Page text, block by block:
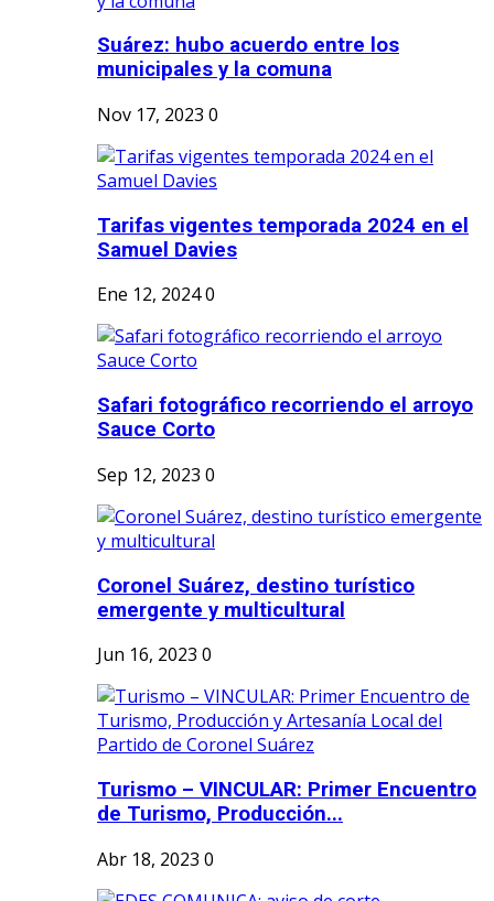
Suárez: hubo acuerdo entre los
municipales y la comuna
Nov 17, 2023 0
Tarifas vigentes temporada 2024 en el
Samuel Davies
Ene 12, 20240
Safari fotográfico recorriendo el arroyo
Sauce Corto
Sep 12, 2023 0
Coronel Suárez, destino turístico
emergente y multicultural
Jun 16, 2023 0
Turismo – VINCULAR: Primer Encuentro
de Turismo, Producción...
Abr 18, 2023 0